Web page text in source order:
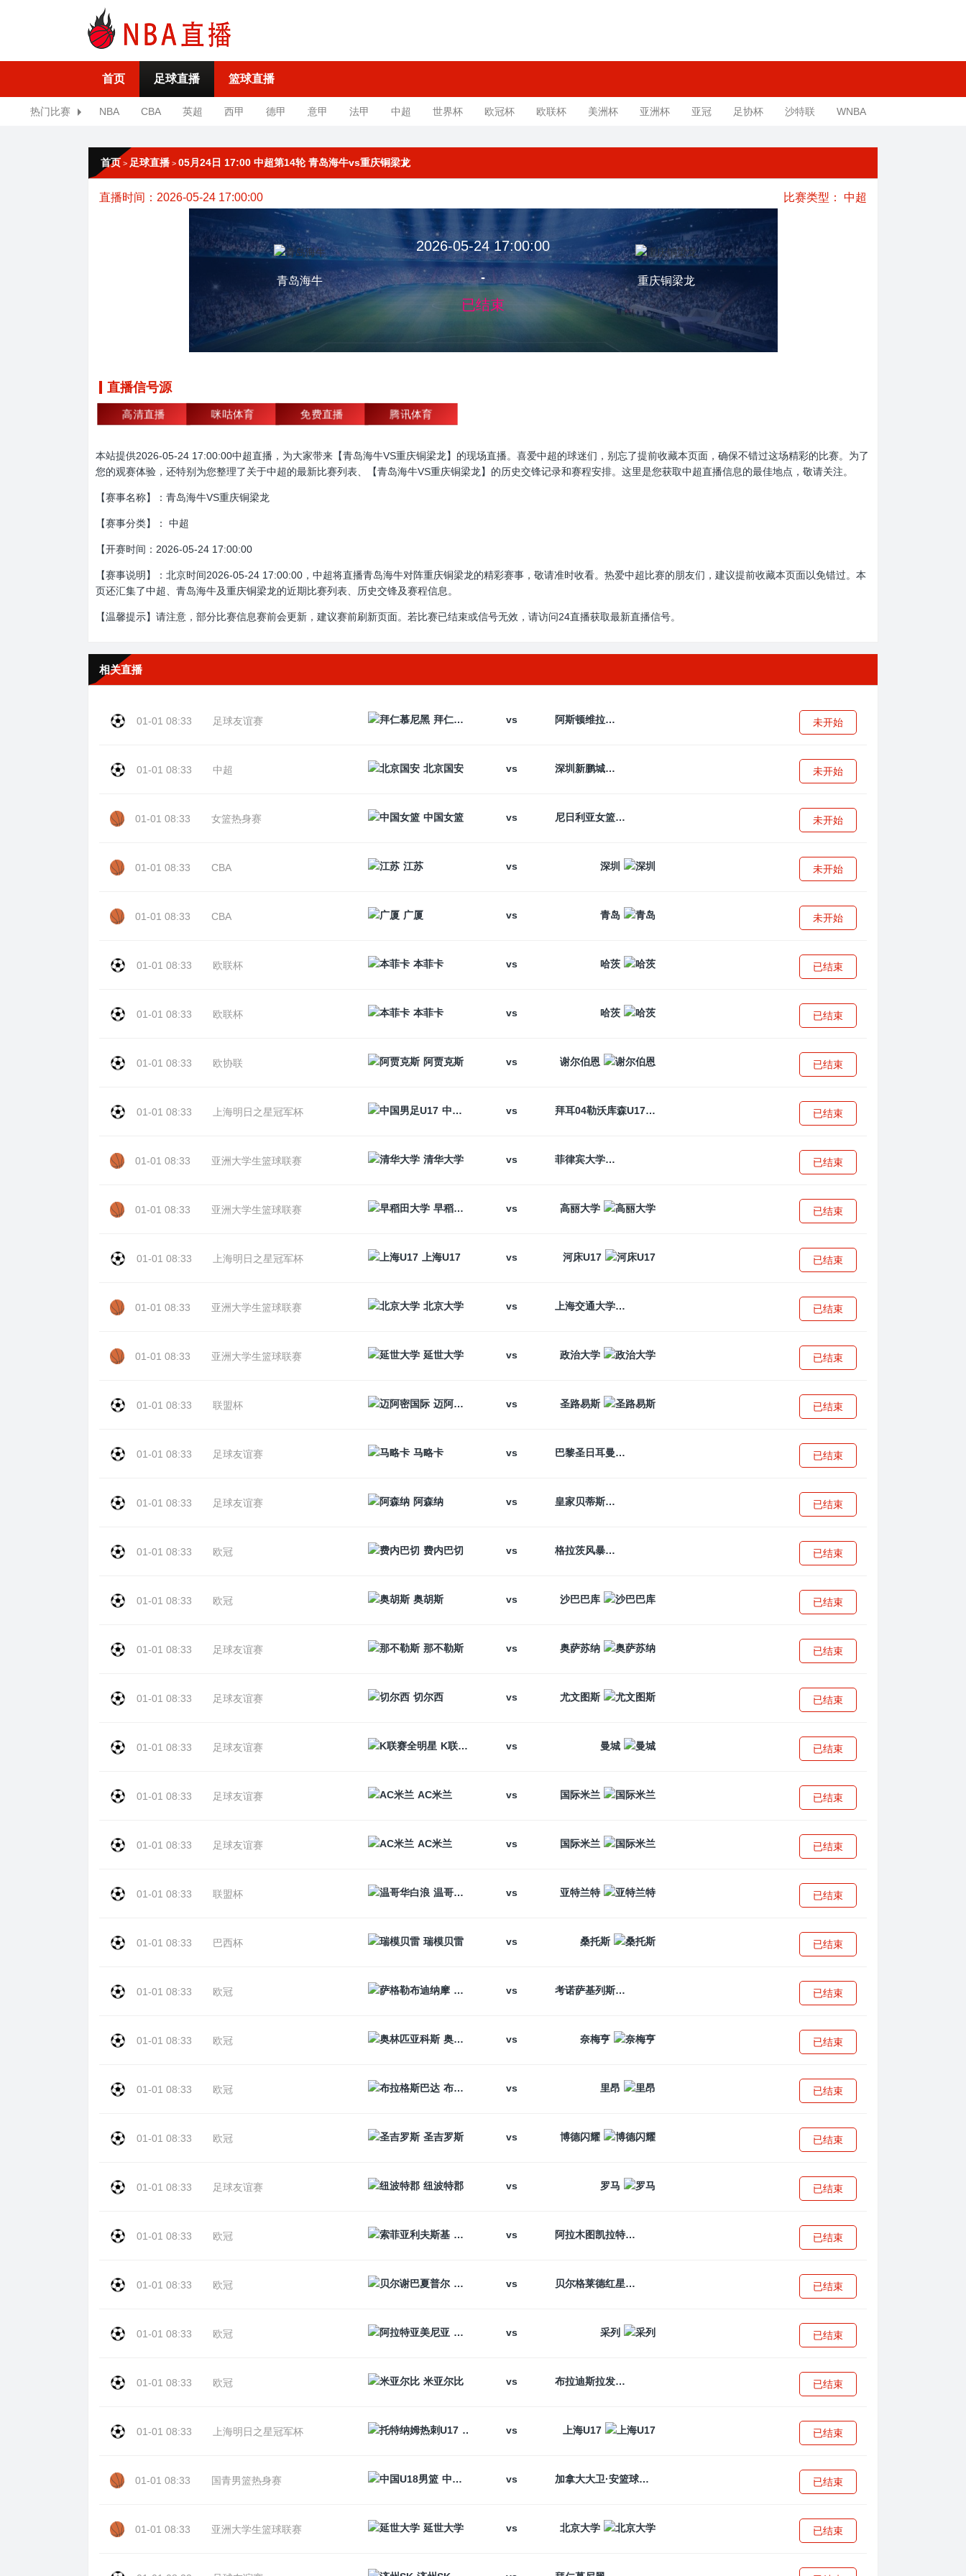
首页 足球直播 篮球直播
热门比赛 NBA CBA 英超 西甲 德甲 意甲 法甲 中超 世界杯 欧冠杯 欧联杯 美洲杯 亚洲杯 亚冠 足协杯 沙特联 WNBA
首页 > 足球直播 > 05月24日 17:00 中超第14轮 青岛海牛vs重庆铜梁龙
直播时间：2026-05-24 17:00:00 比赛类型： 中超
青岛海牛
2026-05-24 17:00:00
-
已结束
重庆铜梁龙
直播信号源
高清直播 咪咕体育 免费直播 腾讯体育
本站提供2026-05-24 17:00:00中超直播，为大家带来【青岛海牛VS重庆铜梁龙】的现场直播。喜爱中超的球迷们，别忘了提前收藏本页面，确保不错过这场精彩的比赛。为了
您的观赛体验，还特别为您整理了关于中超的最新比赛列表、【青岛海牛VS重庆铜梁龙】的历史交锋记录和赛程安排。这里是您获取中超直播信息的最佳地点，敬请关注。
【赛事名称】：青岛海牛VS重庆铜梁龙
【赛事分类】： 中超
【开赛时间：2026-05-24 17:00:00
【赛事说明】：北京时间2026-05-24 17:00:00，中超将直播青岛海牛对阵重庆铜梁龙的精彩赛事，敬请准时收看。热爱中超比赛的朋友们，建议提前收藏本页面以免错过。本
页还汇集了中超、青岛海牛及重庆铜梁龙的近期比赛列表、历史交锋及赛程信息。
【温馨提示】请注意，部分比赛信息赛前会更新，建议赛前刷新页面。若比赛已结束或信号无效，请访问24直播获取最新直播信号。
相关直播
01-01 08:33 足球友谊赛 拜仁慕尼黑 vs 阿斯顿维拉 未开始
01-01 08:33 中超 北京国安 vs 深圳新鹏城 未开始
01-01 08:33 女篮热身赛 中国女篮 vs 尼日利亚女篮 未开始
01-01 08:33 CBA 江苏 vs 深圳 未开始
01-01 08:33 CBA 广厦 vs 青岛 未开始
01-01 08:33 欧联杯 本菲卡 vs 哈茨 已结束
01-01 08:33 欧联杯 本菲卡 vs 哈茨 已结束
01-01 08:33 欧协联 阿贾克斯 vs 谢尔伯恩 已结束
01-01 08:33 上海明日之星冠军杯 中国男足U17 vs 拜耳04勒沃库森U17 已结束
01-01 08:33 亚洲大学生篮球联赛 清华大学 vs 菲律宾大学 已结束
01-01 08:33 亚洲大学生篮球联赛 早稻田大学 vs 高丽大学 已结束
01-01 08:33 上海明日之星冠军杯 上海U17 vs 河床U17 已结束
01-01 08:33 亚洲大学生篮球联赛 北京大学 vs 上海交通大学 已结束
01-01 08:33 亚洲大学生篮球联赛 延世大学 vs 政治大学 已结束
01-01 08:33 联盟杯 迈阿密国际 vs 圣路易斯 已结束
01-01 08:33 足球友谊赛 马略卡 vs 巴黎圣日耳曼 已结束
01-01 08:33 足球友谊赛 阿森纳 vs 皇家贝蒂斯 已结束
01-01 08:33 欧冠 费内巴切 vs 格拉茨风暴 已结束
01-01 08:33 欧冠 奥胡斯 vs 沙巴巴库 已结束
01-01 08:33 足球友谊赛 那不勒斯 vs 奥萨苏纳 已结束
01-01 08:33 足球友谊赛 切尔西 vs 尤文图斯 已结束
01-01 08:33 足球友谊赛 K联赛全明星 vs 曼城 已结束
01-01 08:33 足球友谊赛 AC米兰 vs 国际米兰 已结束
01-01 08:33 足球友谊赛 AC米兰 vs 国际米兰 已结束
01-01 08:33 联盟杯 温哥华白浪 vs 亚特兰特 已结束
01-01 08:33 巴西杯 瑞模贝雷 vs 桑托斯 已结束
01-01 08:33 欧冠 萨格勒布迪纳摩
vs 考诺萨基列斯 已结束
01-01 08:33 欧冠 奥林匹亚科斯 vs 奈梅亨 已结束
01-01 08:33 欧冠 布拉格斯巴达 vs 里昂 已结束
01-01 08:33 欧冠 圣吉罗斯 vs 博德闪耀 已结束
01-01 08:33 足球友谊赛 纽波特郡 vs 罗马 已结束
01-01 08:33 欧冠 索菲亚利夫斯基
vs 阿拉木图凯拉特 已结束
01-01 08:33 欧冠 贝尔谢巴夏普尔
vs 贝尔格莱德红星 已结束
01-01 08:33 欧冠 阿拉特亚美尼亚
vs 采列 已结束
01-01 08:33 欧冠 米亚尔比 vs 布拉迪斯拉发 已结束
01-01 08:33 上海明日之星冠军杯 托特纳姆热刺U17
vs 上海U17 已结束
01-01 08:33 国青男篮热身赛 中国U18男篮 vs 加拿大大卫·安篮球学院 已结束
01-01 08:33 亚洲大学生篮球联赛 延世大学 vs 北京大学 已结束